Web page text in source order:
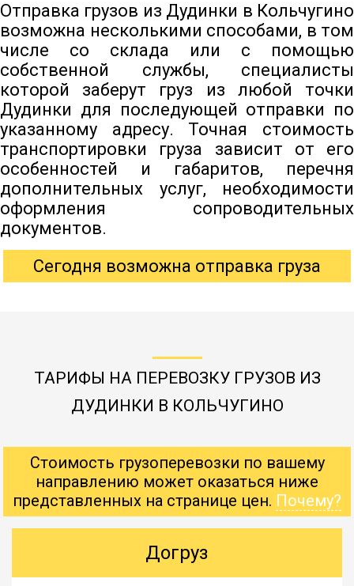
Отправка грузов из Дудинки в Кольчугино
возможна несколькими способами, в том
числе со склада или с помощью
собственной службы, специалисты
которой заберут груз из любой точки
Дудинки для последующей отправки по
указанному адресу. Точная стоимость
транспортировки груза зависит от его
особенностей и габаритов, перечня
дополнительных услуг, необходимости
оформления сопроводительных
документов.
Сегодня возможна отправка груза
ТАРИФЫ НА ПЕРЕВОЗКУ ГРУЗОВ ИЗ
ДУДИНКИ В КОЛЬЧУГИНО
Стоимость грузоперевозки по вашему
направлению может оказаться ниже
представленных на странице цен. Почему?
Догруз